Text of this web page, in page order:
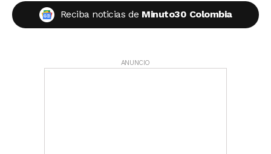
Reciba noticias de Minuto30 Colombia
ANUNCIO